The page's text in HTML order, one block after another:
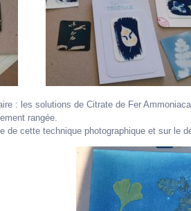
: les solutions de Citrate de Fer
rangée.
de cette technique photographique et sur le